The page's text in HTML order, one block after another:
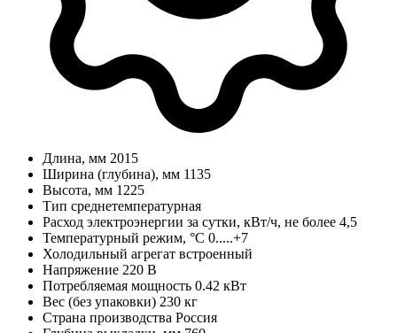
Длина, мм 2015
Ширина (глубина), мм 1135
Высота, мм 1225
Тип среднетемпературная
Расход электроэнергии за сутки, кВт/ч, не более 4,5
Температурный режим, °C 0.....+7
Холодильный агрегат встроенный
Напряжение 220 В
Потребляемая мощность 0.42 кВт
Вес (без упаковки) 230 кг
Страна производства Россия